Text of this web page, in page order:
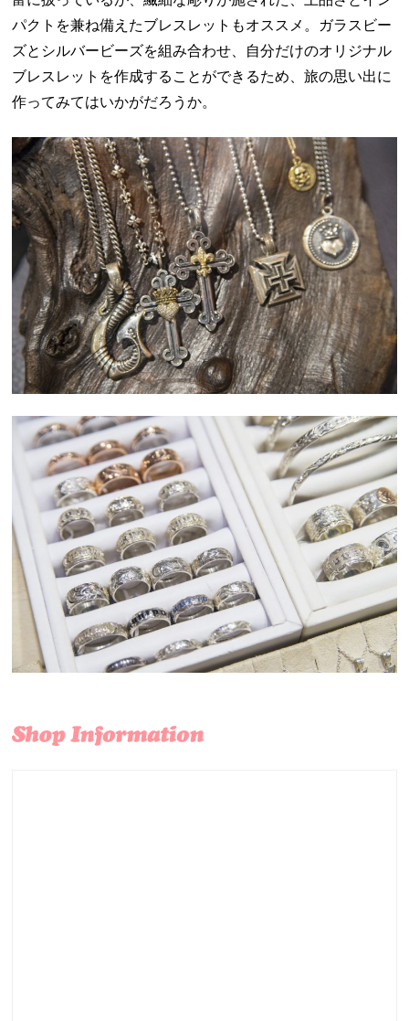
パクトを兼ね備えたブレスレットもオススメ。ガラスビー
ズとシルバービーズを組み合わせ、自分だけのオリジナル
ブレスレットを作成することができるため、旅の思い出に
作ってみてはいかがだろうか。